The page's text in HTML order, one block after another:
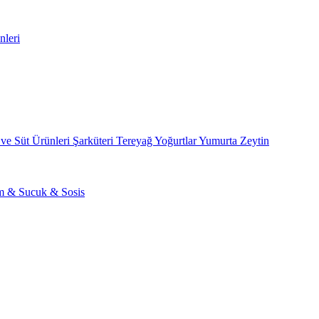
Süt Ürünleri Şarküteri TereyağYoğurtlarYumurta Zeytin
& Sucuk & Sosis